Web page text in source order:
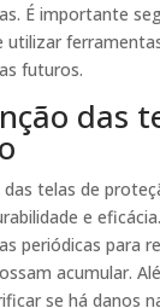
É importante
utilizar
futuros.
das
telas de
e
periódicas para
acumular.
se há danos